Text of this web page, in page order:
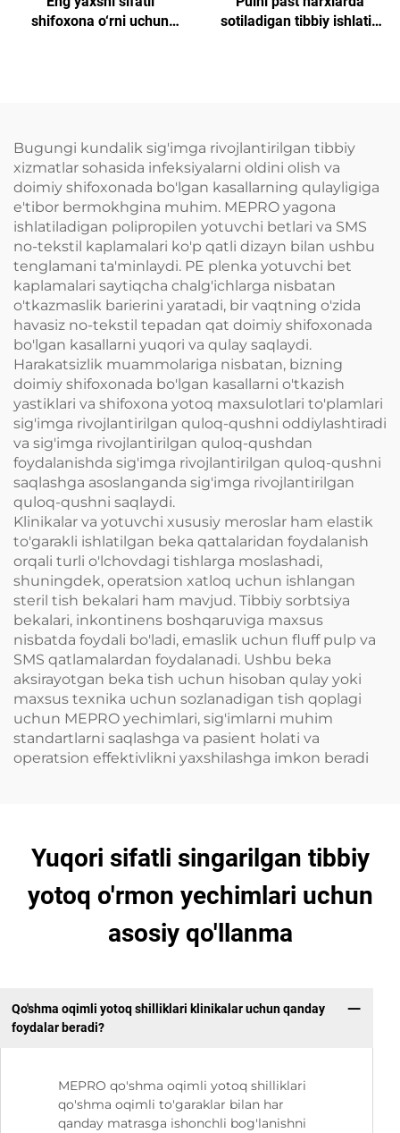
shifoxona o‘rni uchun
sotiladigan tibbiy ishlatib
Bugungi kundalik sig'imga rivojlantirilgan tibbiy
xizmatlar sohasida infeksiyalarni oldini olish va
doimiy shifoxonada bo'lgan kasallarning qulayligiga
e'tibor bermokhgina muhim. MEPRO yagona
ishlatiladigan polipropilen yotuvchi betlari va SMS
no-tekstil kaplamalari ko'p qatli dizayn bilan ushbu
tenglamani ta'minlaydi. PE plenka yotuvchi bet
kaplamalari saytiqcha chalg'ichlarga nisbatan
o'tkazmaslik barierini yaratadi, bir vaqtning o'zida
havasiz no-tekstil tepadan qat doimiy shifoxonada
bo'lgan kasallarni yuqori va qulay saqlaydi.
Harakatsizlik muammolariga nisbatan, bizning
doimiy shifoxonada bo'lgan kasallarni o'tkazish
yastiklari va shifoxona yotoq maxsulotlari to'plamlari
sig'imga rivojlantirilgan quloq-qushni oddiylashtiradi
va sig'imga rivojlantirilgan quloq-qushdan
foydalanishda sig'imga rivojlantirilgan quloq-qushni
saqlashga asoslanganda sig'imga rivojlantirilgan
quloq-qushni saqlaydi.
Klinikalar va yotuvchi xususiy meroslar ham elastik
to'garakli ishlatilgan beka qattalaridan foydalanish
orqali turli o'lchovdagi tishlarga moslashadi,
shuningdek, operatsion xatloq uchun ishlangan
steril tish bekalari ham mavjud. Tibbiy sorbtsiya
bekalari, inkontinens boshqaruviga maxsus
nisbatda foydali bo'ladi, emaslik uchun fluff pulp va
SMS qatlamalardan foydalanadi. Ushbu beka
aksirayotgan beka tish uchun hisoban qulay yoki
maxsus texnika uchun sozlanadigan tish qoplagi
uchun MEPRO yechimlari, sig'imlarni muhim
standartlarni saqlashga va pasient holati va
operatsion effektivlikni yaxshilashga imkon beradi
Yuqori sifatli singarilgan tibbiy
yotoq o'rmon yechimlari uchun
asosiy qo'llanma
Qo'shma oqimli yotoq shilliklari klinikalar uchun qanday
foydalar beradi?
MEPRO qo'shma oqimli yotoq shilliklari
qo'shma oqimli to'garaklar bilan har
qanday matrasga ishonchli bog'lanishni